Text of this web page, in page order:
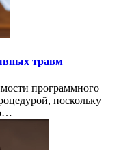
травм
программного
поскольку